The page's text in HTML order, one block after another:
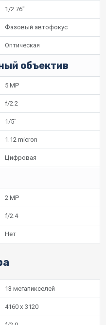
1/2.76"
Фазовый автофокус
Оптическая
объектив
5 MP
f/2.2
1/5"
1.12 micron
Цифровая
2 MP
f/2.4
Нет
13 мегапикселей
4160 x 3120